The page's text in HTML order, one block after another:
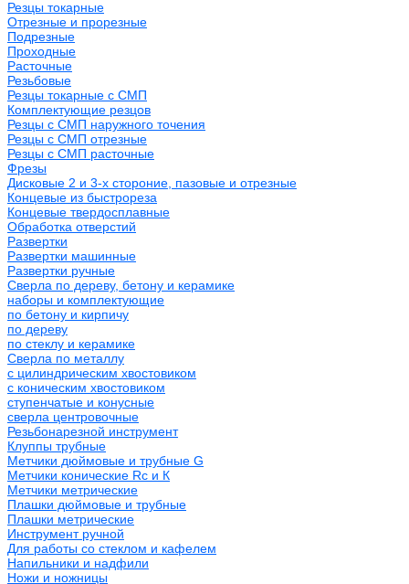
Резцы токарные
Отрезные и прорезные
Подрезные
Проходные
Расточные
Резьбовые
Резцы токарные с СМП
Комплектующие резцов
Резцы с СМП наружного точения
Резцы с СМП отрезные
Резцы с СМП расточные
Фрезы
Дисковые 2 и 3-х стороние, пазовые и отрезные
Концевые из быстрореза
Концевые твердосплавные
Обработка отверстий
Развертки
Развертки машинные
Развертки ручные
Сверла по дереву, бетону и керамике
наборы и комплектующие
по бетону и кирпичу
по дереву
по стеклу и керамике
Сверла по металлу
c цилиндрическим хвостовиком
c коническим хвостовиком
cтупенчатые и конусные
сверла центровочные
Резьбонарезной инструмент
Клуппы трубные
Метчики дюймовые и трубные G
Метчики конические Rc и К
Метчики метрические
Плашки дюймовые и трубные
Плашки метрические
Инструмент ручной
Для работы со стеклом и кафелем
Напильники и надфили
Ножи и ножницы